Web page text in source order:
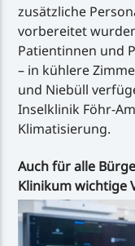
zusätzliche
vorbereitet
Patientinnen und
– in kühlere
und Niebüll
Inselklinik Föhr-
Klimatisierung.
Auch für alle
Klinikum wichtige